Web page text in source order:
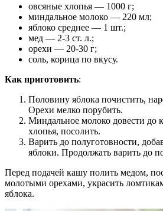
овсяные хлопья — 1000 г;
миндальное молоко — 220 мл;
яблоко среднее — 1 шт.;
мед — 2-3 ст. л.;
орехи — 20-30 г;
соль, корица по вкусу.
Как приготовить:
Половину яблока почистить,
Орехи мелко порубить.
Миндальное молоко довести до
хлопья, посолить.
Варить до полуготовности,
яблоки. Продолжать варить до
Перед подачей кашу полить медом,
молотыми орехами, украсить
яблока.